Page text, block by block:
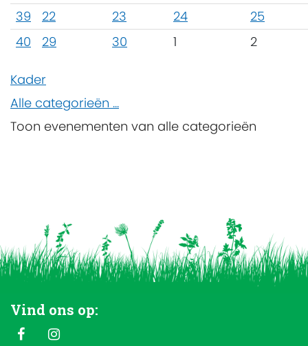
39
22 23 24
25
40
29 30 1 2
Kader
Alle categorieën ...
Toon evenementen van alle categorieën
Vind ons op: